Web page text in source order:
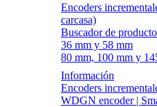
Encoders
carcasa)
Buscador de
36 mm y 58 mm
80 mm, 100 mm y
Información
Encoders
WDGN encoder |